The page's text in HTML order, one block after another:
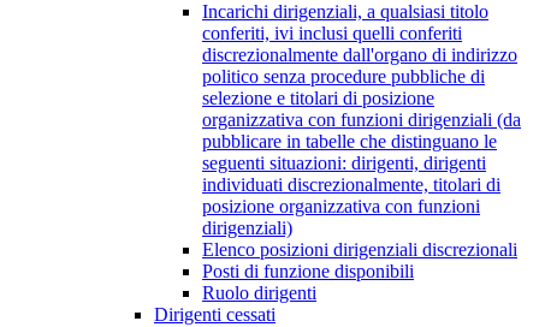
Incarichi dirigenziali, a qualsiasi titolo
conferiti, ivi inclusi quelli conferiti
discrezionalmente dall'organo di indirizzo
politico senza procedure pubbliche di
selezione e titolari di posizione
organizzativa con funzioni dirigenziali (da
pubblicare in tabelle che distinguano le
seguenti situazioni: dirigenti, dirigenti
individuati discrezionalmente, titolari di
posizione organizzativa con funzioni
dirigenziali)
Elenco posizioni dirigenziali discrezionali
Posti di funzione disponibili
Ruolo dirigenti
Dirigenti cessati